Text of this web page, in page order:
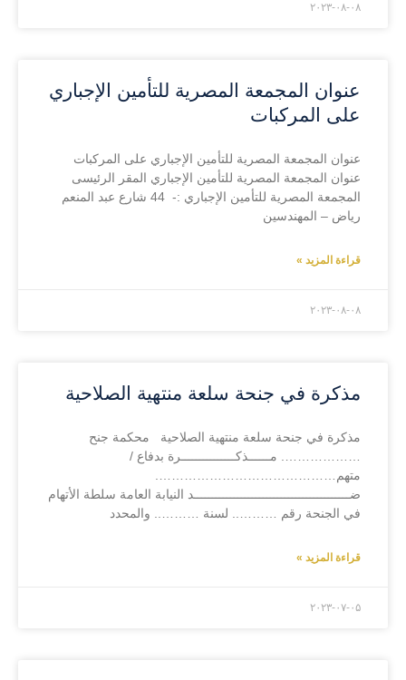
۲۰۲۳-۰۸-۰۸
عنوان المجمعة المصرية للتأمين الإجباري
على المركبات
عنوان المجمعة المصرية للتأمين الإجباري على المركبات
عنوان المجمعة المصرية للتأمين الإجباري المقر الرئيسى
المجمعة المصرية للتأمين الإجباري :- 44 شارع عبد المنعم
رياض – المهندسين
قراءة المزيد »
۲۰۲۳-۰۸-۰۸
مذكرة في جنحة سلعة منتهية الصلاحية
مذكرة في جنحة سلعة منتهية الصلاحية محكمة جنح
………………. مــــــذكـــــــــــــــرة بدفاع /
متهم…………………………………….
ضـــــــــــــــــــــــــــــــــــــــــــد النيابة العامة سلطة الأتهام
في الجنحة رقم ……….. لسنة ……….. والمحدد
قراءة المزيد »
۲۰۲۳-۰۷-۰۵